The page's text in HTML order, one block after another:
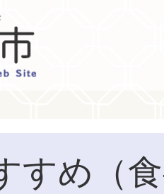
すめ（